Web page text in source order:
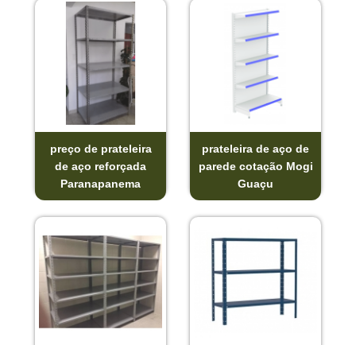
preço de prateleira
de aço reforçada
Paranapanema
prateleira de aço de
parede cotação Mogi
Guaçu